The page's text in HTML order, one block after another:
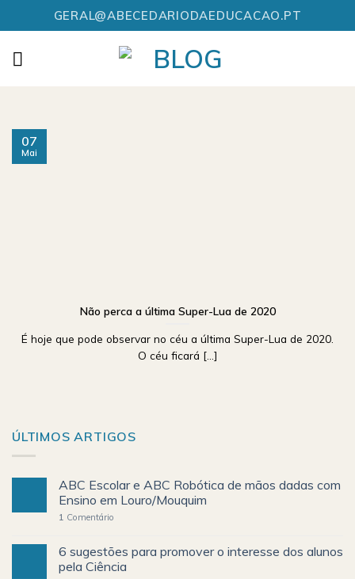
to
content
GERAL@ABECEDARIODAEDUCACAO.PT
Não perca a última Super-Lua de 2020
É hoje que pode observar no céu a última Super-Lua de 2020.
O céu ficará [...]
07
Mai
ÚLTIMOS ARTIGOS
ABC Escolar e ABC Robótica de mãos dadas com
Ensino em Louro/Mouquim
1 Comentário
6 sugestões para promover o interesse dos alunos
pela Ciência